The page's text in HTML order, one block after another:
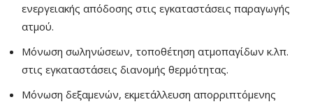
ενεργειακής απόδοσης στις εγκαταστάσεις παραγωγής
ατμού.
Μόνωση σωληνώσεων, τοποθέτηση ατμοπαγίδων κ.λπ.
στις εγκαταστάσεις διανομής θερμότητας.
Μόνωση δεξαμενών, εκμετάλλευση απορριπτόμενης